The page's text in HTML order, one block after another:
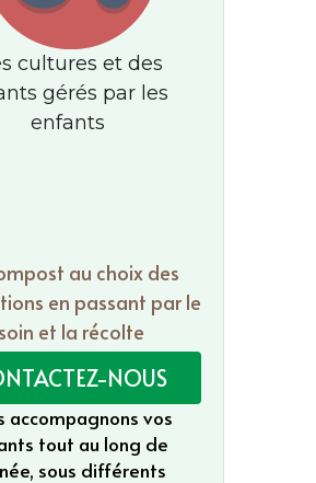
cultures et des
gérés par les
enfants
au choix des
en passant par le
soin et la récolte
NOUS
accompagnons vos
tout au long de
sous différents